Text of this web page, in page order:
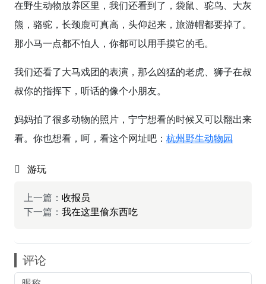
在野生动物放养区里，我们还看到了，袋鼠、驼鸟、大灰
熊，骆驼，长颈鹿可真高，头仰起来，旅游帽都要掉了。
那小马一点都不怕人，你都可以用手摸它的毛。
我们还看了大马戏团的表演，那么凶猛的老虎、狮子在叔
叔你的指挥下，听话的像个小朋友。
妈妈拍了很多动物的照片，宁宁想看的时候又可以翻出来
看。你也想看，呵，看这个网址吧： 杭州野生动物园
游玩
上一篇： 收报员
下一篇： 我在这里偷东西吃
评论